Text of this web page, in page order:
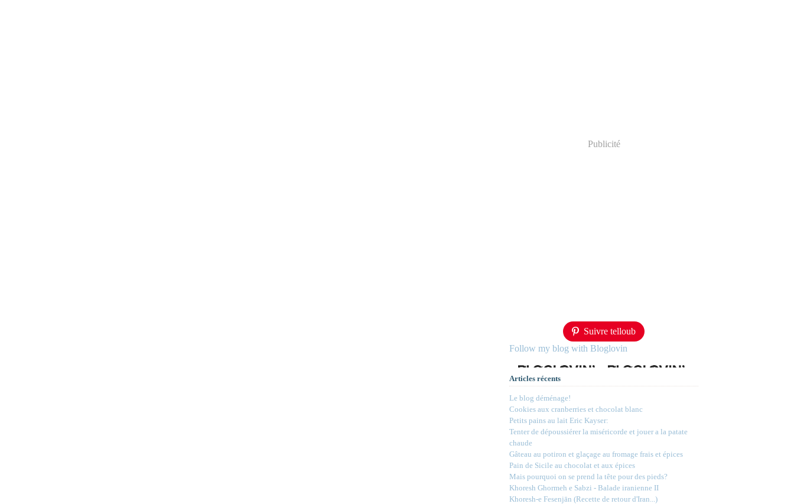
Publicité
Suivre telloub
Follow my blog with Bloglovin
Articles récents
Le blog déménage!
Cookies aux cranberries et chocolat blanc
Petits pains au lait Eric Kayser:
Tenter de dépoussiérer la miséricorde et jouer a la patate
chaude
Gâteau au potiron et glaçage au fromage frais et épices
Pain de Sicile au chocolat et aux épices
Mais pourquoi on se prend la tête pour des pieds?
Khoresh Ghormeh e Sabzi - Balade iranienne II
Khoresh-e Fesenjān (Recette de retour d'Iran...)